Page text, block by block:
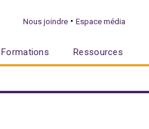
Nous joindre • Espace média
Formations Ressources